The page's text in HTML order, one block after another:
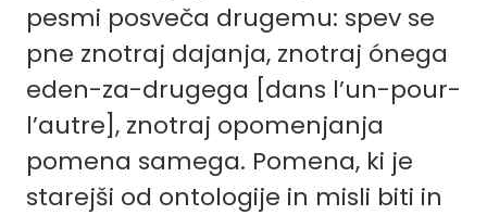
pesmi posveča drugemu: spev se
pne znotraj dajanja, znotraj ónega
eden-za-drugega [dans l’un-pour-
l’autre], znotraj opomenjanja
pomena samega. Pomena, ki je
starejši od ontologije in misli biti in